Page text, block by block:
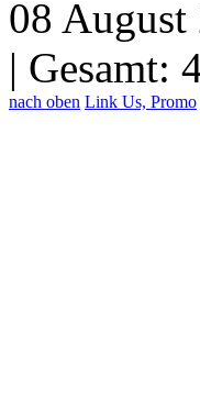
08 August
| Gesamt:
nach oben Link Us, Promo